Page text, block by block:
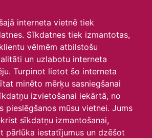
interneta vietnē tiek
Sīkdatnes tiek izmantotas,
vēlmēm atbilstošu
un uzlabotu interneta
Turpinot lietot šo interneta
minēto mērķu sasniegšanai
izvietošanai iekārtā, no
pieslēgšanos mūsu vietnei. Jums
sīkdatņu izmantošanai,
pārlūka iestatījumus un dzēšot
Šonedēļ
Šomēnes